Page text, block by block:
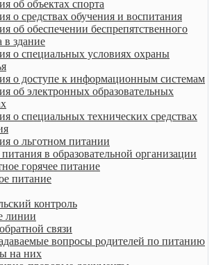
об объектах спорта
о средствах обучения и воспитания
об обеспечении беспрепятственного
в здание
о специальных условиях охраны
о доступе к информационным системам
об электронных образовательных
о специальных технических средствах
о льготном питании
в образовательной организации
горячее питание
питание
контроль
линии
связи
вопросы родителей по питанию
на них